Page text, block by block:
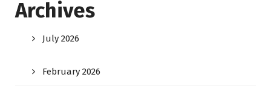
Archives
July 2026
February 2026